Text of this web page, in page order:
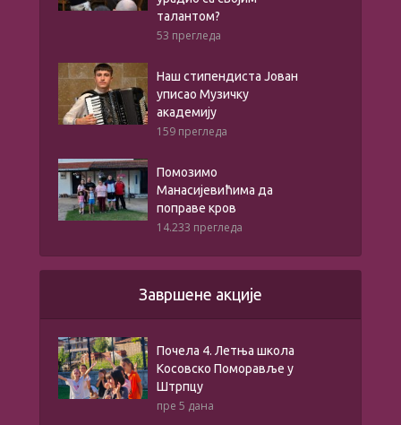
талантом?
53 прегледа
Наш стипендиста Јован
уписао Музичку
академију
159 прегледа
Помозимо
Манасијевићима да
поправе кров
14.233 прегледа
Завршене акције
Почела 4. Летња школа
Косовско Поморавље у
Штрпцу
пре 5 дана